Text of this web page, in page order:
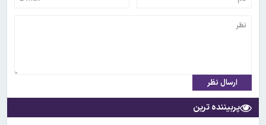
ارسال نظر
پربیننده ترین